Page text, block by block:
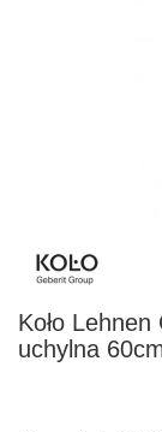
Koło
uchylna